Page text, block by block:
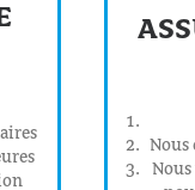
Nous